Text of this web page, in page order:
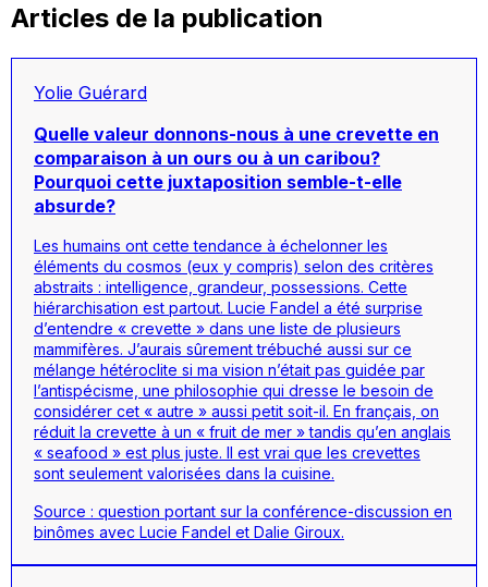
Articles de la publication
Yolie Guérard
Quelle valeur donnons-nous à une crevette en
comparaison à un ours ou à un caribou?
Pourquoi cette juxtaposition semble-t-elle
absurde?
Les humains ont cette tendance à échelonner les
éléments du cosmos (eux y compris) selon des critères
abstraits : intelligence, grandeur, possessions. Cette
hiérarchisation est partout. Lucie Fandel a été surprise
d’entendre « crevette » dans une liste de plusieurs
mammifères. J’aurais sûrement trébuché aussi sur ce
mélange hétéroclite si ma vision n’était pas guidée par
l’antispécisme, une philosophie qui dresse le besoin de
considérer cet « autre » aussi petit soit-il. En français, on
réduit la crevette à un « fruit de mer » tandis qu’en anglais
« seafood » est plus juste. Il est vrai que les crevettes
sont seulement valorisées dans la cuisine.
Source : question portant sur la conférence-discussion en
binômes avec Lucie Fandel et Dalie Giroux.